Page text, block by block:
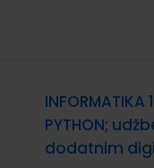
INFORMATIKA
PYTHON;
dodatnim